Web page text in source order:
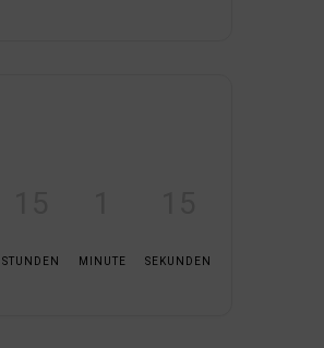
STUNDEN MINUTE SEKUNDEN